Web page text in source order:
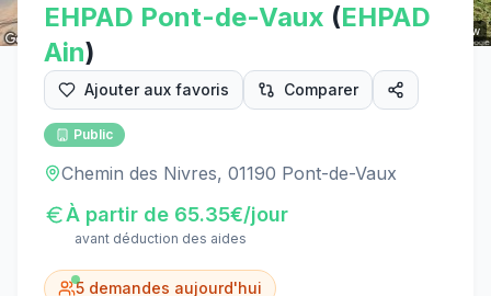
Street View
EHPAD Pont-de-Vaux (EHPAD
Ain)
Ajouter aux favoris Comparer
Public
Chemin des Nivres, 01190 Pont-de-Vaux
À partir de 65.35€/jour
avant déduction des aides
5 demandes aujourd'hui